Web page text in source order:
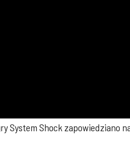
System Shock zapowiedziano